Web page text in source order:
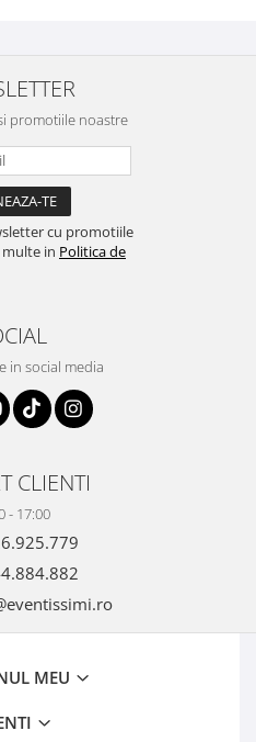
promotiile noastre
cu promotiile
in Politica de
in social media
CLIENTI
- 17:00
MEU